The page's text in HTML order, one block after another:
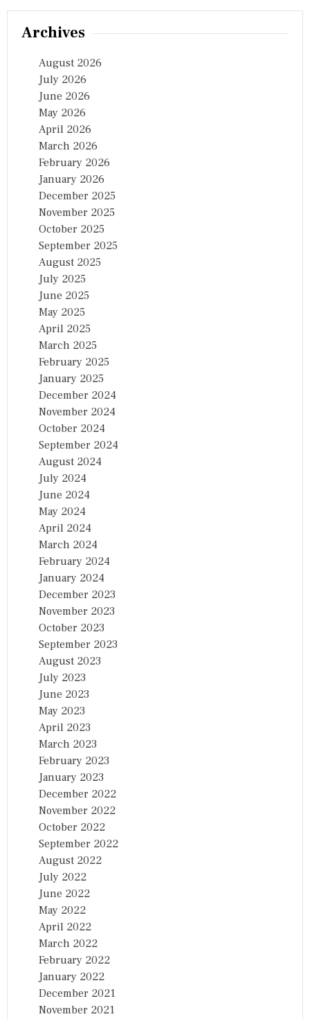
Archives
August 2026
July 2026
June 2026
May 2026
April 2026
March 2026
February 2026
January 2026
December 2025
November 2025
October 2025
September 2025
August 2025
July 2025
June 2025
May 2025
April 2025
March 2025
February 2025
January 2025
December 2024
November 2024
October 2024
September 2024
August 2024
July 2024
June 2024
May 2024
April 2024
March 2024
February 2024
January 2024
December 2023
November 2023
October 2023
September 2023
August 2023
July 2023
June 2023
May 2023
April 2023
March 2023
February 2023
January 2023
December 2022
November 2022
October 2022
September 2022
August 2022
July 2022
June 2022
May 2022
April 2022
March 2022
February 2022
January 2022
December 2021
November 2021